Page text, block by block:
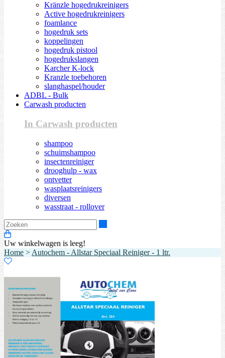
Kränzle hogedrukreinigers
Active hogedrukreinigers
foamlance
hogedruk sets
koppelingen
hogedruk pistool
hogedrukslangen
Karcher K-lock
Kranzle toebehoren
slanghaspel/houder
ADBL - Bulk
Carwash producten
In Carwash producten
shampoo
schuimshampoo
insectenreiniger
drooghulp - wax
ontvetter
wasplaatsreinigers
diversen
wasstraat - rollover
Uw winkelwagen is leeg!
Home > Autochem - Allstar Speciaal Reiniger - 1 ltr.